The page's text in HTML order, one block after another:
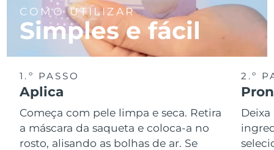
COMO UTILIZAR
Simples e fácil
1.º PASSO
Aplica
Começa com pele limpa e seca. Retira
a máscara da saqueta e coloca-a no
rosto, alisando as bolhas de ar. Se
2.º
Singapura Entrega prevista
Eslovênia 8/9/26
África do Sul Entrega prevista 8/17/26
Coreia do Sul Entrega prevista 8/11/26